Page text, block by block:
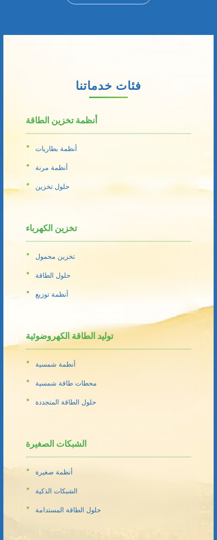
فئات خدماتنا
أنظمة تخزين الطاقة
أنظمة بطاريات
أنظمة مرنة
حلول تخزين
تخزين الكهرباء
تخزين محمول
حلول الطاقة
أنظمة توزيع
توليد الطاقة الكهروضوئية
أنظمة شمسية
محطات طاقة شمسية
حلول الطاقة المتجددة
الشبكات الصغيرة
أنظمة صغيرة
الشبكات الذكية
حلول الطاقة المستدامة